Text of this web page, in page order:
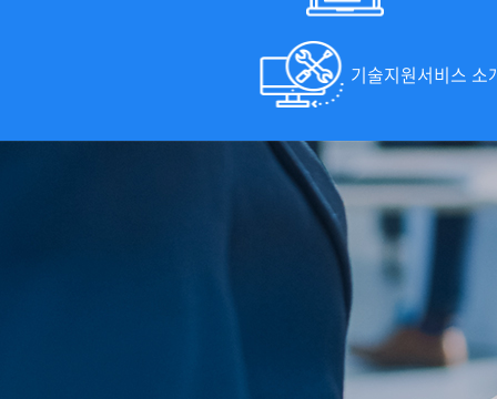
기술지원서비스 소